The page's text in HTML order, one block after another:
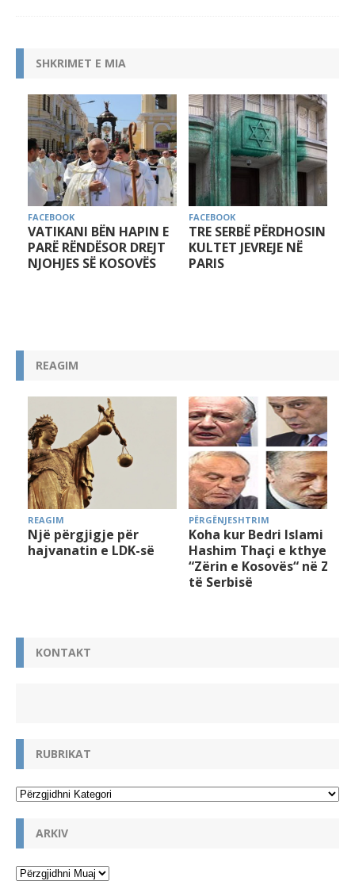
SHKRIMET E MIA
FACEBOOK
VATIKANI BËN HAPIN E
PARË RËNDËSOR DREJT
NJOHJES SË KOSOVËS
FACEBOOK
TRE SERBË PËRDHOSIN
KULTET JEVREJE NË
PARIS
REAGIM
REAGIM
Një përgjigje për
hajvanatin e LDK-së
PËRGËNJESHTRIM
Koha kur Bedri Islami e
Hashim Thaçi e kthyen
“Zërin e Kosovës“ në Zë
të Serbisë
KONTAKT
RUBRIKAT
ARKIV